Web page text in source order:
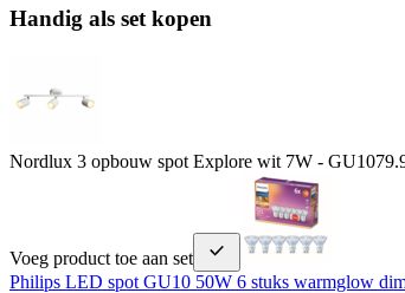
Handig als set kopen
Nordlux 3 opbouw spot Explore wit 7W - GU10
Voeg product toe aan set
Philips LED spot GU10 50W 6 stuks warmglow